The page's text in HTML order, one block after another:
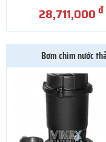
28,711,000đ
Bơm chìm nước